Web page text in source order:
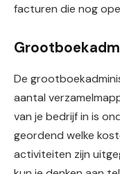
facturen die nog
De
aantal
van je bedrijf in is
geordend welke
activiteiten zijn